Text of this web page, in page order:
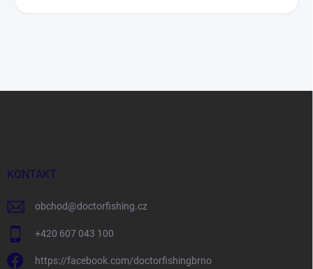
KONTAKT
obchod@doctorfishing.cz
+420 607 043 100
https://facebook.com/doctorfishingbrno